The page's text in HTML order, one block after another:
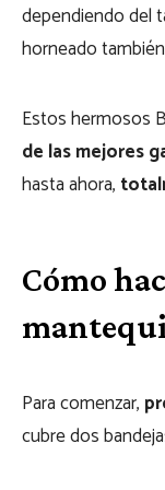
dependiendo del
horneado
Estos hermosos
de las mejores
hasta ahora,
Cómo
Para comenzar,
cubre dos